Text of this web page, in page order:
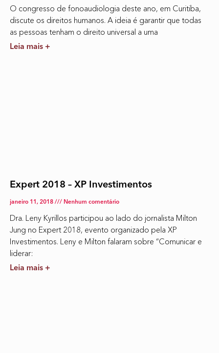
O congresso de fonoaudiologia deste ano, em Curitiba,
discute os direitos humanos. A ideia é garantir que todas
as pessoas tenham o direito universal a uma
Leia mais +
Expert 2018 – XP Investimentos
janeiro 11, 2018 Nenhum comentário
Dra. Leny Kyrillos participou ao lado do jornalista Milton
Jung no Expert 2018, evento organizado pela XP
Investimentos. Leny e Milton falaram sobre “Comunicar e
liderar:
Leia mais +